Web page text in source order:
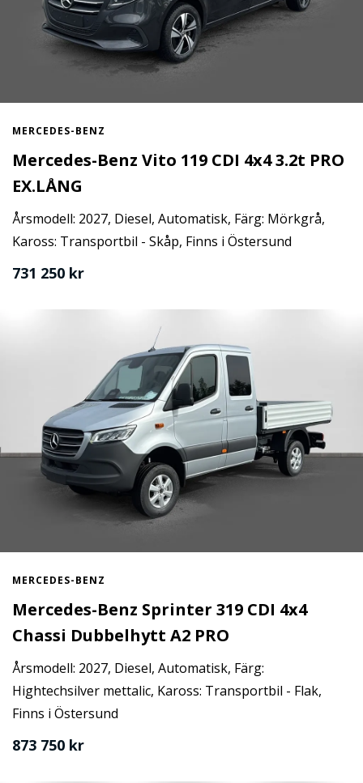
MERCEDES-BENZ
Mercedes-Benz Vito 119 CDI 4x4 3.2t PRO
EX.LÅNG
Årsmodell: 2027, Diesel, Automatisk, Färg: Mörkgrå,
Kaross: Transportbil - Skåp, Finns i Östersund
731 250 kr
MERCEDES-BENZ
Mercedes-Benz Sprinter 319 CDI 4x4
Chassi Dubbelhytt A2 PRO
Årsmodell: 2027, Diesel, Automatisk, Färg:
Hightechsilver mettalic, Kaross: Transportbil - Flak,
Finns i Östersund
873 750 kr